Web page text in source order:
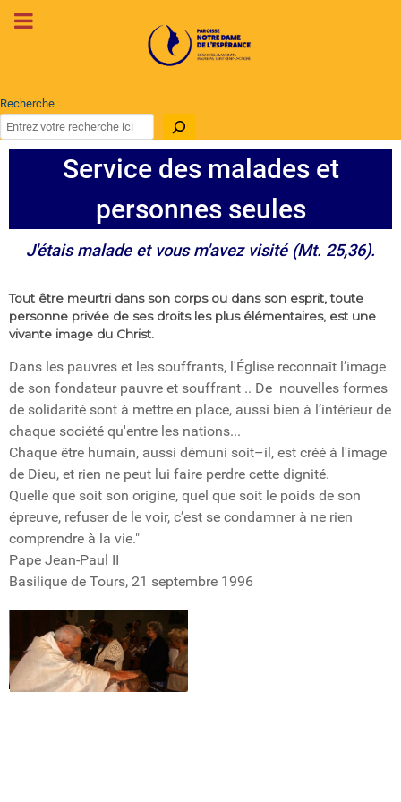
Recherche
Service des malades et
personnes seules
J'étais malade et vous m'avez visité (Mt. 25,36).
Tout être meurtri dans son corps ou dans son esprit, toute
personne privée de ses droits les plus élémentaires, est une
vivante image du Christ.
Dans les pauvres et les souffrants, l'Église reconnaît l’image
de son fondateur pauvre et souffrant .. De nouvelles formes
de solidarité sont à mettre en place, aussi bien à l’intérieur de
chaque société qu'entre les nations...
Chaque être humain, aussi démuni soit–il, est créé à l'image
de Dieu, et rien ne peut lui faire perdre cette dignité.
Quelle que soit son origine, quel que soit le poids de son
épreuve, refuser de le voir, c’est se condamner à ne rien
comprendre à la vie."
Pape Jean-Paul II
Basilique de Tours, 21 septembre 1996